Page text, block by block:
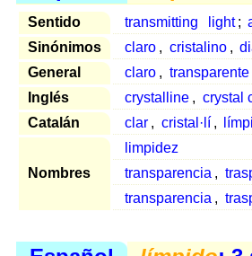
Sentido transmitting light ;
Sinónimos
claro , cristalino ,
General
claro , transparente
Inglés
crystalline , crystal
Catalán
clar , cristal·lí ,
Nombres
limpidez
transparencia ,
transparencia ,